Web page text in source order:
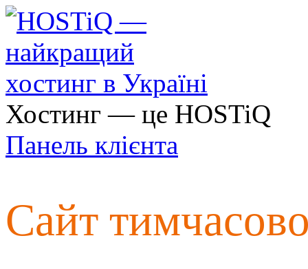
Хостинг — це HOSTiQ
Панель клієнта
Сайт